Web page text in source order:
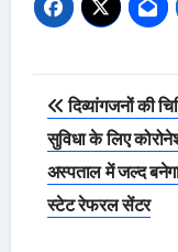
Post
दिव्यांगजनों की
सुविधा के लिए
अस्पताल में जल्द
स्टेट रेफरल सेंटर